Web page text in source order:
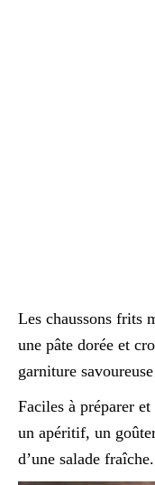
Les chaussons frits
une pâte dorée et
garniture
Faciles à préparer
un apéritif, un
d’une salade fraîche.